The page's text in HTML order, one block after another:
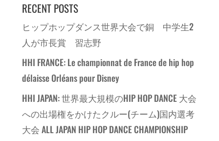
RECENT POSTS
ヒップホップダンス世界大会で銅 中学生2
人が市長賞 習志野
HHI FRANCE: Le championnat de France de hip hop
délaisse Orléans pour Disney
HHI JAPAN: 世界最大規模のHIP HOP DANCE 大会
への出場権をかけたクルー(チーム)国内選考
大会 ALL JAPAN HIP HOP DANCE CHAMPIONSHIP